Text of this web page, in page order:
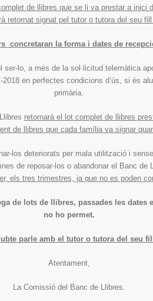
de llibres que se li va prestar a inici
retornat signat pel tutor o tutora del seu
concretaran la forma i dates de
lo, a més de la sol·licitud telemàtica
en perfectes condicions d’ús, si és
primària.
retornarà el lot complet de llibres
de llibres que cada família va signar
los deteriorats per mala utilització i
de reposar-los o abandonar el Banc de
els tres trimestres, ja que no es poden
de lots de llibres, passades les
no ho permet.
parle amb el tutor o tutora del seu
Atentament,
La Comissió del Banc de Llibres.